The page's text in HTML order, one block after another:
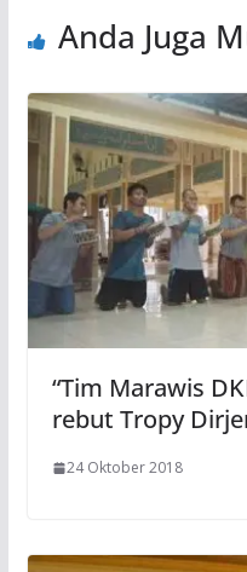
Anda Juga
“Tim Marawis
rebut Tropy
24 Oktober 2018